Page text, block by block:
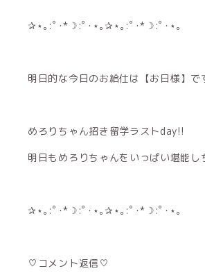
✰⋆｡:ﾟ･*☽:ﾟ･⋆｡✰⋆｡:ﾟ･*☽:ﾟ･⋆｡
明日的な今日のお給仕は 【お日様】 で
めろりちゃん招き留学ラストday!!
明日もめろりちゃんをいっぱい堪能し
✰⋆｡:ﾟ･*☽:ﾟ･⋆｡✰⋆｡:ﾟ･*☽:ﾟ･⋆｡
♡コメント返信♡